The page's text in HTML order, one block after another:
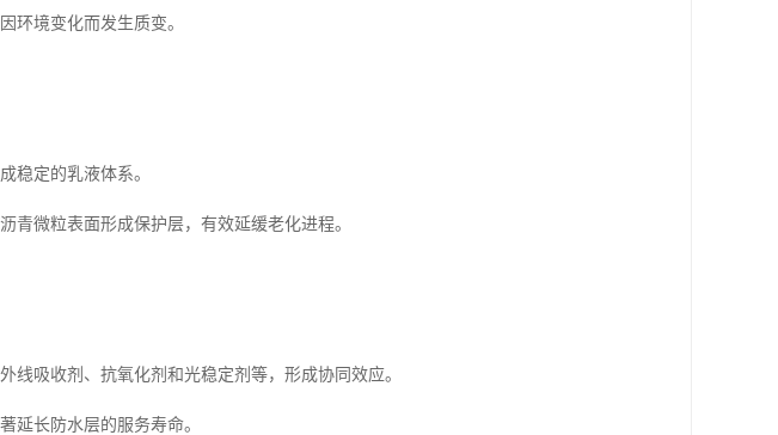
环境变化而发生质变。
稳定的乳液体系。
青微粒表面形成保护层，有效延缓老化进程。
线吸收剂、抗氧化剂和光稳定剂等，形成协同效应。
延长防水层的服务寿命。